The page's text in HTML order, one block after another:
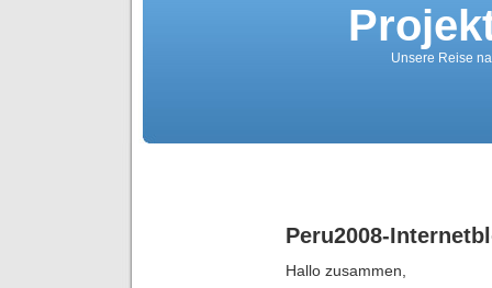
Unsere Reise
Peru2008-
Hallo zusammen,